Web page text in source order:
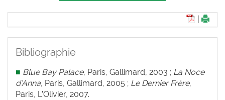
Bibliographie
■ Blue Bay Palace, Paris, Gallimard, 2003 ; La Noce
d’Anna, Paris, Gallimard, 2005 ; Le Dernier Frère,
Paris, L’Olivier, 2007.